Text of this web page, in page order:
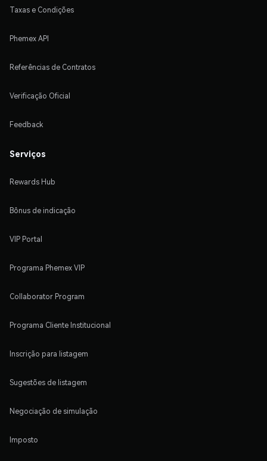
Taxas e Condições
Phemex API
Referências de Contratos
Verificação Oficial
Feedback
Serviços
Rewards Hub
Bônus de indicação
VIP Portal
Programa Phemex VIP
Collaborator Program
Programa Cliente Institucional
Inscrição para listagem
Sugestões de listagem
Negociação de simulação
Imposto